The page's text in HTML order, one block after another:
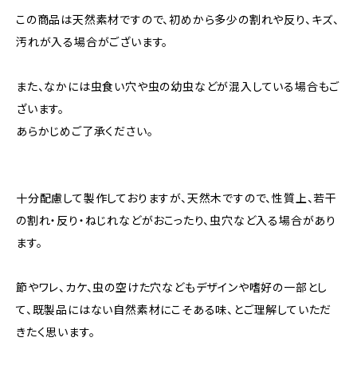
この商品は天然素材ですので、初めから多少の割れや反り、キズ、
汚れが入る場合がございます。
また、なかには虫食い穴や虫の幼虫などが混入している場合もご
ざいます。
あらかじめご了承ください。
十分配慮して製作しておりますが、天然木ですので、性質上、若干
の割れ・反り・ねじれなどがおこったり、虫穴など入る場合があり
ます。
節やワレ、カケ、虫の空けた穴などもデザインや嗜好の一部とし
て、既製品にはない自然素材にこそある味、とご理解していただ
きたく思います。